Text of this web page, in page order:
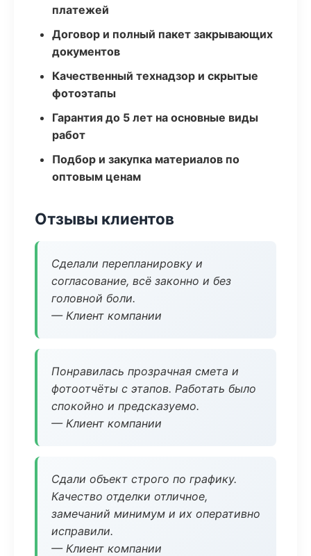
платежей
Договор и полный пакет закрывающих
документов
Качественный технадзор и скрытые
фотоэтапы
Гарантия до 5 лет на основные виды
работ
Подбор и закупка материалов по
оптовым ценам
Отзывы клиентов
Сделали перепланировку и
согласование, всё законно и без
головной боли.
— Клиент компании
Понравилась прозрачная смета и
фотоотчёты с этапов. Работать было
спокойно и предсказуемо.
— Клиент компании
Сдали объект строго по графику.
Качество отделки отличное,
замечаний минимум и их оперативно
исправили.
— Клиент компании